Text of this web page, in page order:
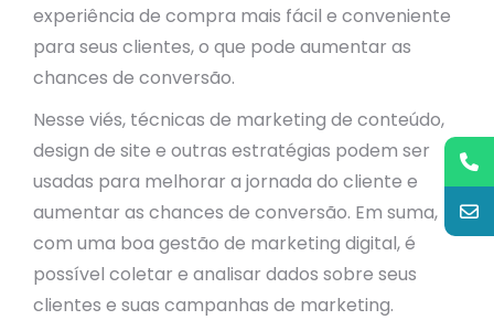
experiência de compra mais fácil e conveniente
para seus clientes, o que pode aumentar as
chances de conversão.
Nesse viés, técnicas de marketing de conteúdo,
design de site e outras estratégias podem ser
usadas para melhorar a jornada do cliente e
aumentar as chances de conversão. Em suma,
com uma boa gestão de marketing digital, é
possível coletar e analisar dados sobre seus
clientes e suas campanhas de marketing.